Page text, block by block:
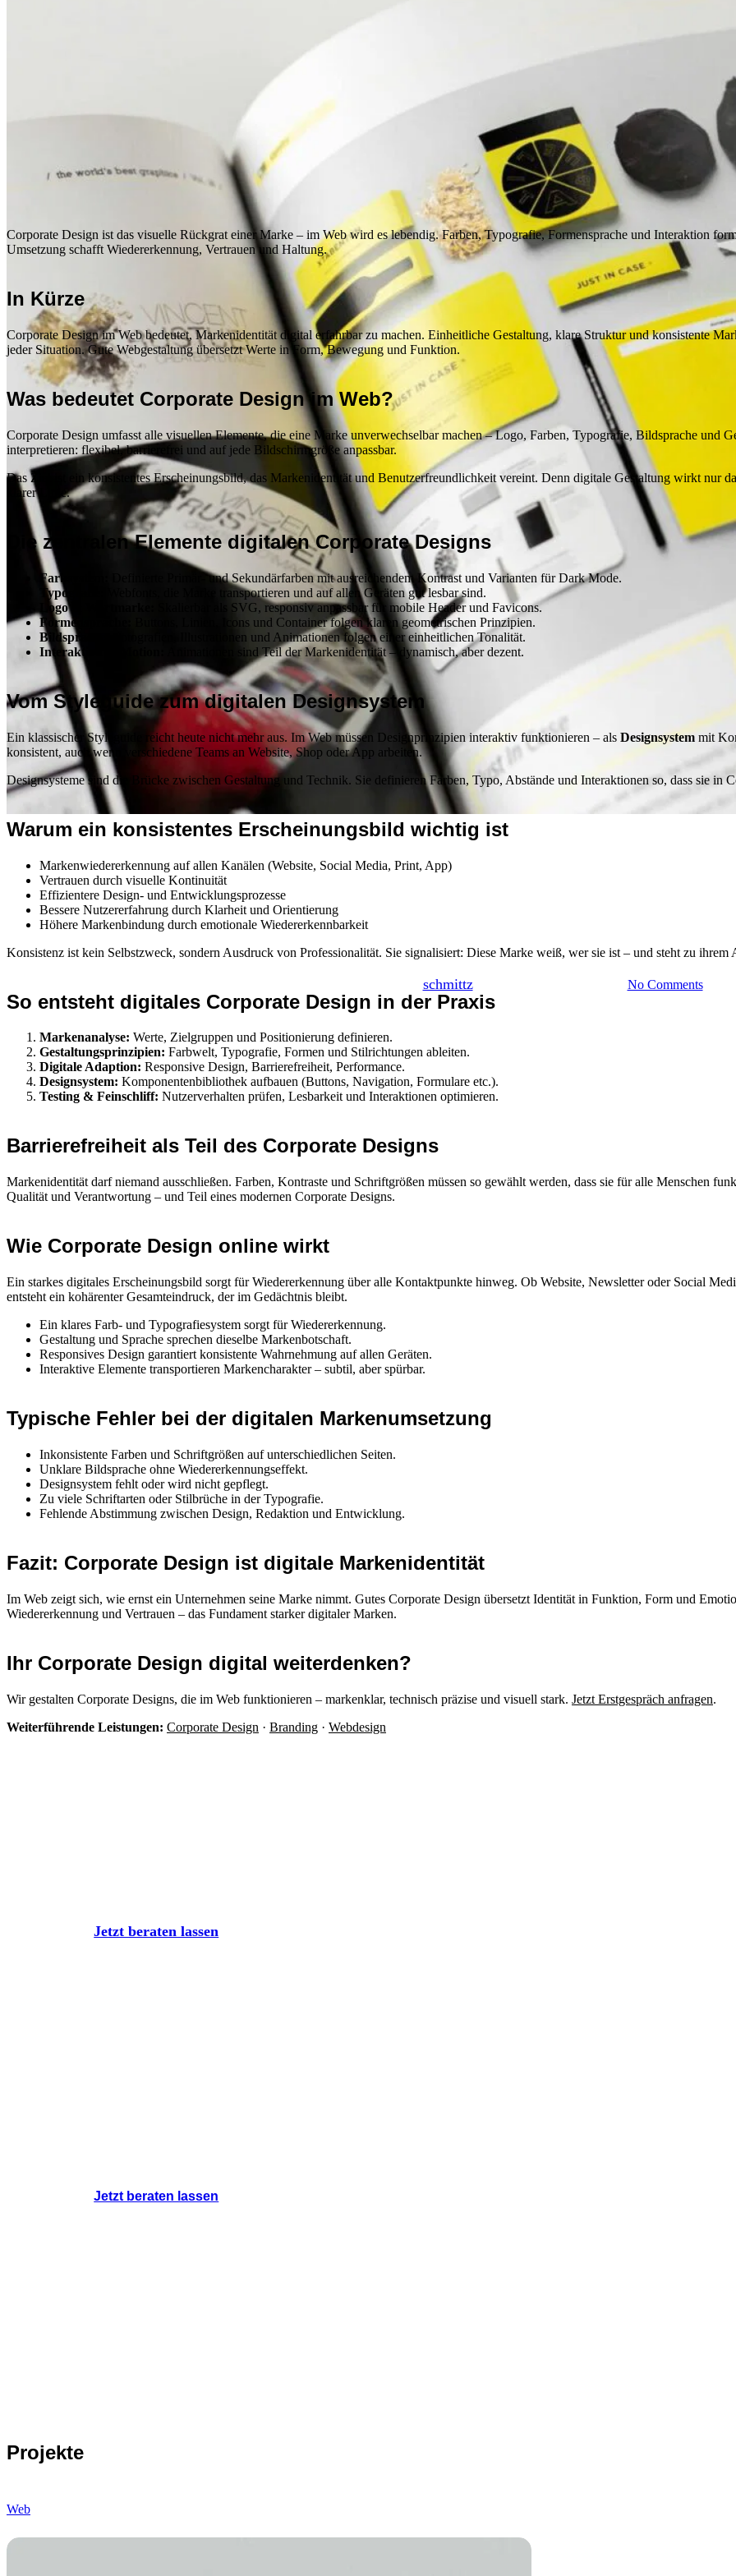
Corporate Design im Web: Wie Identität
schmittz16. April 2026 No Comments
Corporate Design ist das visuelle Rückgrat einer Marke – im Web wird es lebendig. Farben, Typografie, Formensprache und Interaktion
Umsetzung schafft Wiedererkennung, Vertrauen und Haltung.
In Kürze
Corporate Design im Web bedeutet, Markenidentität digital erfahrbar zu machen. Einheitliche Gestaltung, klare Struktur und konsistente
jeder Situation. Gute Webgestaltung übersetzt Werte in Form, Bewegung und Funktion.
Was bedeutet Corporate Design im Web?
Corporate Design umfasst alle visuellen Elemente, die eine Marke unverwechselbar machen – Logo, Farben, Typografie, Bildsprache und
interpretieren: flexibel, barrierefrei und auf jede Bildschirmgröße anpassbar.
Das Ziel ist ein konsistentes Erscheinungsbild, das Markenidentität und Benutzerfreundlichkeit vereint. Denn digitale Gestaltung wirkt nur
klarer Linie.
Die zentralen Elemente digitalen Corporate Designs
Farbsystem:
Definierte Primär- und Sekundärfarben mit ausreichendem Kontrast und Varianten für Dark Mode.
Typografie:
Webfonts, die Marke transportieren und auf allen Geräten gut lesbar sind.
Logo & Wortmarke:
Skalierbar als SVG, responsiv anpassbar für mobile Header und Favicons.
Formensprache:
Buttons, Linien, Icons und Container folgen klaren geometrischen Prinzipien.
Bildsprache:
Fotografien, Illustrationen und Animationen folgen einer einheitlichen Tonalität.
Interaktion & Motion:
Animationen sind Teil der Markenidentität – dynamisch, aber dezent.
Vom Styleguide zum digitalen Designsystem
Ein klassischer Styleguide reicht heute nicht mehr aus. Im Web müssen Designprinzipien interaktiv funktionieren – als Designsystem mit
konsistent, auch wenn verschiedene Teams an Website, Shop oder App arbeiten.
Designsysteme sind die Brücke zwischen Gestaltung und Technik. Sie definieren Farben, Typo, Abstände und Interaktionen so, dass sie in
Warum ein konsistentes Erscheinungsbild wichtig ist
Markenwiedererkennung auf allen Kanälen (Website, Social Media, Print, App)
Vertrauen durch visuelle Kontinuität
Effizientere Design- und Entwicklungsprozesse
Bessere Nutzererfahrung durch Klarheit und Orientierung
Höhere Markenbindung durch emotionale Wiedererkennbarkeit
Konsistenz ist kein Selbstzweck, sondern Ausdruck von Professionalität. Sie signalisiert: Diese Marke weiß, wer sie ist – und steht zu ihrem
So entsteht digitales Corporate Design in der Praxis
Markenanalyse: Werte, Zielgruppen und Positionierung definieren.
Gestaltungsprinzipien: Farbwelt, Typografie, Formen und Stilrichtungen ableiten.
Digitale Adaption: Responsive Design, Barrierefreiheit, Performance.
Designsystem: Komponentenbibliothek aufbauen (Buttons, Navigation, Formulare etc.).
Testing & Feinschliff: Nutzerverhalten prüfen, Lesbarkeit und Interaktionen optimieren.
Barrierefreiheit als Teil des Corporate Designs
Markenidentität darf niemand ausschließen. Farben, Kontraste und Schriftgrößen müssen so gewählt werden, dass sie für alle Menschen
Qualität und Verantwortung – und Teil eines modernen Corporate Designs.
Wie Corporate Design online wirkt
Ein starkes digitales Erscheinungsbild sorgt für Wiedererkennung über alle Kontaktpunkte hinweg. Ob Website, Newsletter oder Social
entsteht ein kohärenter Gesamteindruck, der im Gedächtnis bleibt.
Ein klares Farb- und Typografiesystem sorgt für Wiedererkennung.
Gestaltung und Sprache sprechen dieselbe Markenbotschaft.
Responsives Design garantiert konsistente Wahrnehmung auf allen Geräten.
Interaktive Elemente transportieren Markencharakter – subtil, aber spürbar.
Typische Fehler bei der digitalen Markenumsetzung
Inkonsistente Farben und Schriftgrößen auf unterschiedlichen Seiten.
Unklare Bildsprache ohne Wiedererkennungseffekt.
Designsystem fehlt oder wird nicht gepflegt.
Zu viele Schriftarten oder Stilbrüche in der Typografie.
Fehlende Abstimmung zwischen Design, Redaktion und Entwicklung.
Fazit: Corporate Design ist digitale Markenidentität
Im Web zeigt sich, wie ernst ein Unternehmen seine Marke nimmt. Gutes Corporate Design übersetzt Identität in Funktion, Form und
Wiedererkennung und Vertrauen – das Fundament starker digitaler Marken.
Ihr Corporate Design digital weiterdenken?
Wir gestalten Corporate Designs, die im Web funktionieren – markenklar, technisch präzise und visuell stark. Jetzt Erstgespräch anfragen.
Weiterführende Leistungen: Corporate Design · Branding · Webdesign
Jetzt beraten lassen
Jetzt beraten lassen
Projekte
Web